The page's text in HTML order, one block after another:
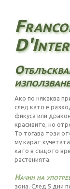
Ако по някаква
след като е
фикуса или
красивите, но
То тогава този
му карат
като в същото
растенията.
Начин на
зона. След 5 дни